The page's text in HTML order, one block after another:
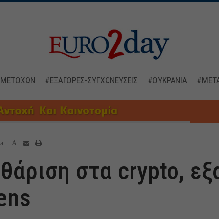
ΜΕΤΟΧΩΝ #ΕΞΑΓΟΡΕΣ-ΣΥΓΧΩΝΕΥΣΕΙΣ #ΟΥΚΡΑΝΙΑ
a A
στα crypto,